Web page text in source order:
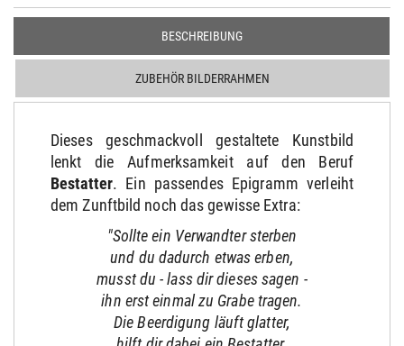
BESCHREIBUNG
ZUBEHÖR BILDERRAHMEN
Dieses geschmackvoll gestaltete Kunstbild
lenkt die Aufmerksamkeit auf den Beruf
Bestatter. Ein passendes Epigramm verleiht
dem Zunftbild noch das gewisse Extra:
"Sollte ein Verwandter sterben
und du dadurch etwas erben,
musst du - lass dir dieses sagen -
ihn erst einmal zu Grabe tragen.
Die Beerdigung läuft glatter,